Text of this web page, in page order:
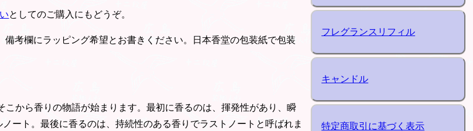
としてのご購入にもどうぞ。
備考欄にラッピング希望とお書きください。日本香堂の包装紙で包装
こから香りの物語が始まります。最初に香るのは、揮発性があり、瞬
ート。最後に香るのは、持続性のある香りでラストノートと呼ばれま
フレグランスリフィル
キャンドル
特定商取引に基づく表示